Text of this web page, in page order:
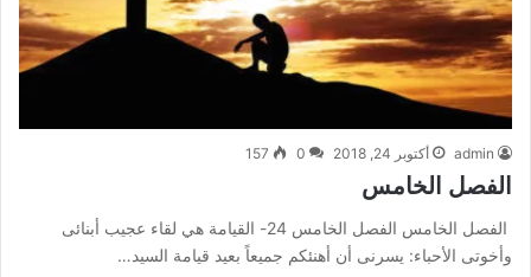
admin أكتوبر 24, 2018 0
157
الفصل الخامس
الفصل الخامس الفصل الخامس 24- القيامة هي لقاء عجيب أبنائى
وأخوتى الأحباء: يسرنى أن أهنئكم جميعاً بعيد قيامة السيد…